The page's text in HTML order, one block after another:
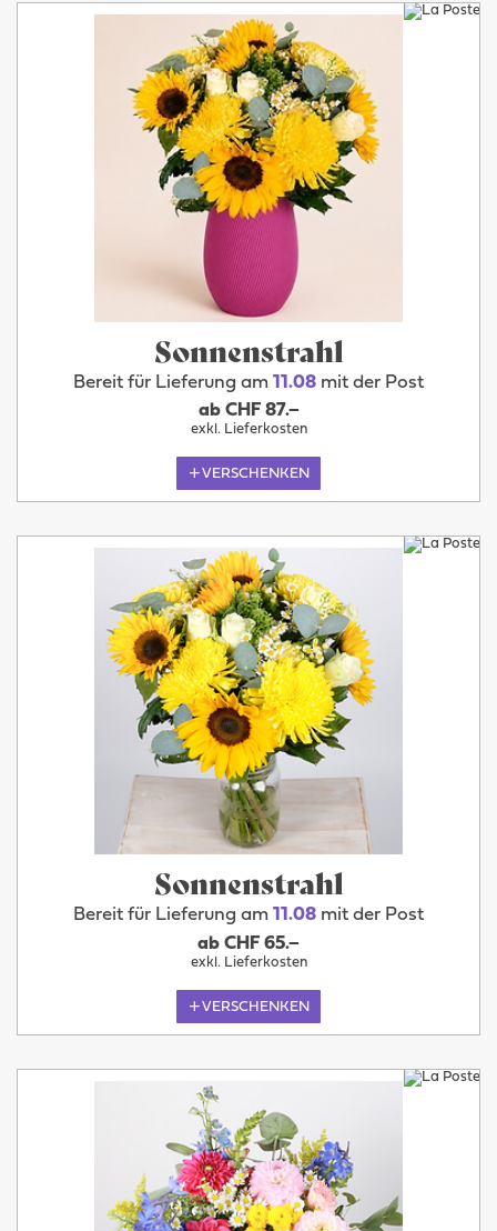
Sonnenstrahl
Bereit für Lieferung am 11.08 mit der Post
ab CHF 87.–
exkl. Lieferkosten
VERSCHENKEN
Sonnenstrahl
Bereit für Lieferung am 11.08 mit der Post
ab CHF 65.–
exkl. Lieferkosten
VERSCHENKEN